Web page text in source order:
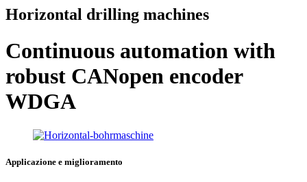
Horizontal drilling machines
Continuous automation with
robust CANopen encoder
WDGA
Applicazione e miglioramento